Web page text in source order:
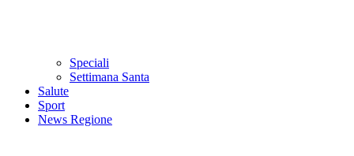
Speciali
Settimana Santa
Salute
Sport
News Regione